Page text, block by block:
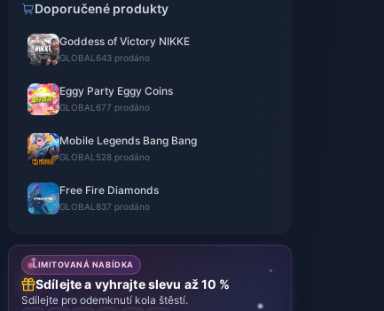
Doporučené produkty
Goddess of Victory NIKKE
GLOBAL 643 prodáno
Eggy Party Eggy Coins
GLOBAL 677 prodáno
Mobile Legends Bang Bang
GLOBAL 528 prodáno
Free Fire Diamonds
GLOBAL 837 prodáno
LIMITOVANÁ NABÍDKA
Sdílejte a vyhrajte slevu až 10 %
Sdílejte pro odemknutí kola štěstí.